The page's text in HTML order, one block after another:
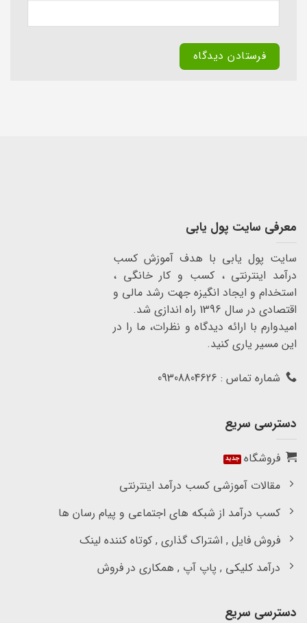
معرفی سایت پول یابی
سایت پول یابی با هدف آموزش کسب
درآمد اینترنتی ، کسب و کار خانگی ،
استخدام و ایجاد انگیزه جهت رشد مالی و
اقتصادی در سال 1396 راه اندازی شد.
امیدوارم با ارائه دیدگاه و نظرات، ما را در
این مسیر یاری کنید.
شماره تماس : 09308804626
دسترسی سریع
فروشگاه
مقالات آموزشی کسب درآمد اینترنتی
کسب درآمد از شبکه های اجتماعی و پیام رسان ها
فروش فایل , اشتراک گذاری , کوتاه کننده لینک
درآمد کلیکی , پاپ آپ , همکاری در فروش
دسترسی سریع